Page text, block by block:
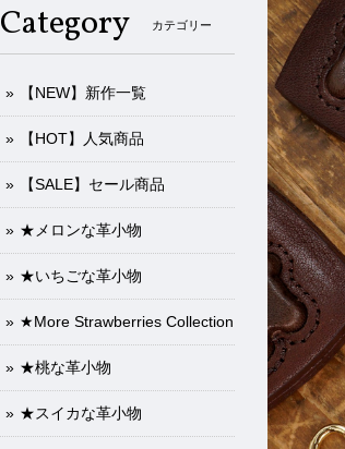
Category カテゴリー
【NEW】新作一覧
【HOT】人気商品
【SALE】セール商品
★メロンな革小物
★いちごな革小物
★More Strawberries Collection
★桃な革小物
★スイカな革小物